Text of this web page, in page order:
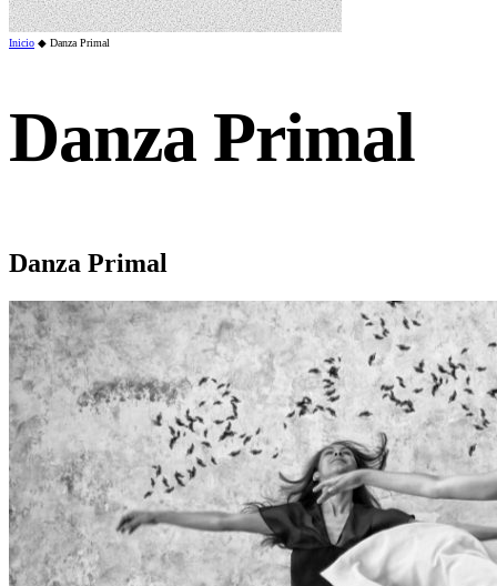
Inicio ◆ Danza Primal
Danza Primal
Danza Primal